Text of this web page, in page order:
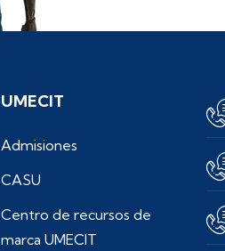
UMECIT
Admisiones
CASU
Centro de recursos de
marca UMECIT